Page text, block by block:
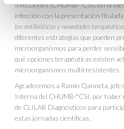
Infecciones (CHUMB-*CSI), en la
infección con la presentación
los antibióticos y novedades
diferentes estrategias que pueden
microorganismos para perder
qué opciones terapéuticas existen
microorganismos multirresistentes.
Agradecemos a Ramio Qanneta, jefe
Interna del CHUMB-*CSI, por
de CLILAB Diagnósticos para
estas jornadas científicas.